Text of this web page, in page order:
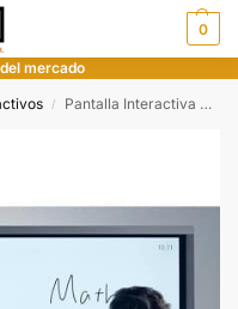
0
mercado
/ Pantalla Interactiva Tactil 75″ UHD 4K Core i7 8GB SSD 256GB Android